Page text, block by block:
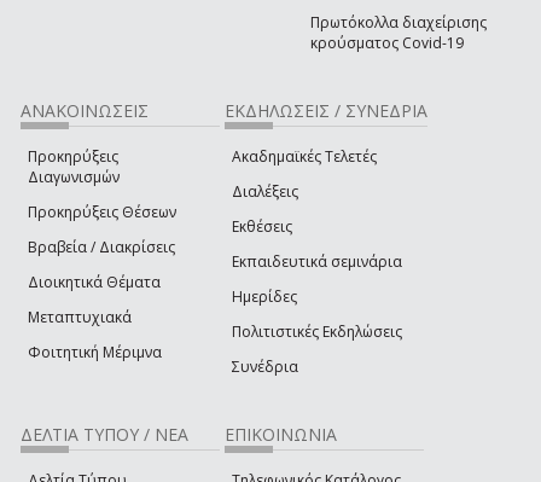
Πρωτόκολλα διαχείρισης
κρούσματος Covid-19
ΑΝΑΚΟΙΝΩΣΕΙΣ
Προκηρύξεις
Διαγωνισμών
Προκηρύξεις Θέσεων
Βραβεία / Διακρίσεις
Διοικητικά Θέματα
Μεταπτυχιακά
Φοιτητική Μέριμνα
ΕΚΔΗΛΩΣΕΙΣ / ΣΥΝΕΔΡΙΑ
Ακαδημαϊκές Τελετές
Διαλέξεις
Εκθέσεις
Εκπαιδευτικά σεμινάρια
Ημερίδες
Πολιτιστικές Εκδηλώσεις
Συνέδρια
ΔΕΛΤΙΑ ΤΥΠΟΥ / ΝΕΑ ΕΠΙΚΟΙΝΩΝΙΑ